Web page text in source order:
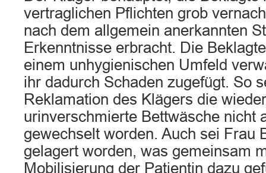
vertraglichen Pflichten grob
nach dem allgemein anerkannten
Erkenntnisse erbracht. Die
einem unhygienischen Umfeld
ihr dadurch Schaden zugefügt. So
Reklamation des Klägers die
urinverschmierte Bettwäsche nicht
gewechselt worden. Auch sei Frau
gelagert worden, was gemeinsam
Mobilisierung der Patientin dazu